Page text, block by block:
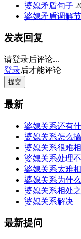
婆媳矛盾句子
婆媳矛盾调解
发表回复
请登录后评论...
登录后才能评论
提交
最新
婆媳关系还有
婆媳关系怎么搞
婆媳关系很难
婆媳关系处理
婆媳关系太难
婆媳关系为什
婆媳关系相处
婆媳关系解决
最新提问